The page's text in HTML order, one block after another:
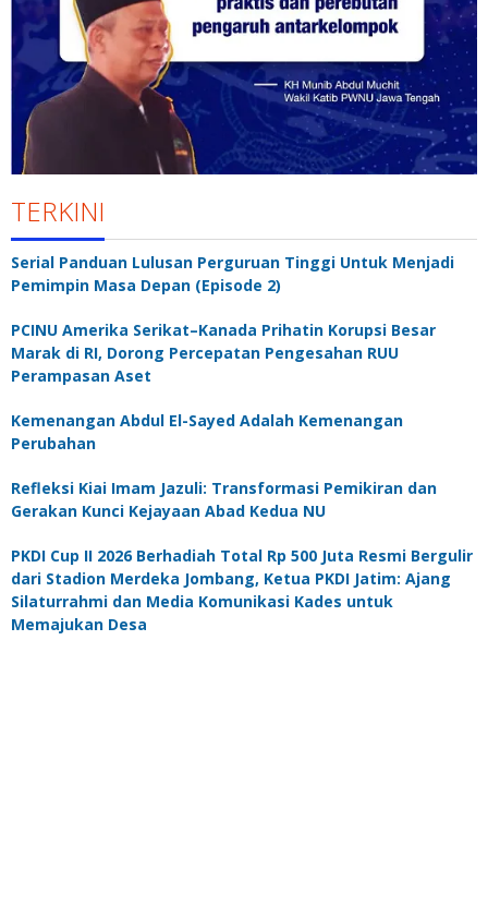
TERKINI
Serial Panduan Lulusan Perguruan Tinggi Untuk Menjadi
Pemimpin Masa Depan (Episode 2)
PCINU Amerika Serikat–Kanada Prihatin Korupsi Besar
Marak di RI, Dorong Percepatan Pengesahan RUU
Perampasan Aset
Kemenangan Abdul El-Sayed Adalah Kemenangan
Perubahan
Refleksi Kiai Imam Jazuli: Transformasi Pemikiran dan
Gerakan Kunci Kejayaan Abad Kedua NU
PKDI Cup II 2026 Berhadiah Total Rp 500 Juta Resmi Bergulir
dari Stadion Merdeka Jombang, Ketua PKDI Jatim: Ajang
Silaturrahmi dan Media Komunikasi Kades untuk
Memajukan Desa